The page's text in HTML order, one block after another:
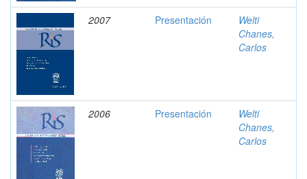
2007 Presentación
Welti
Chanes,
Carlos
2006 Presentación
Welti
Chanes,
Carlos